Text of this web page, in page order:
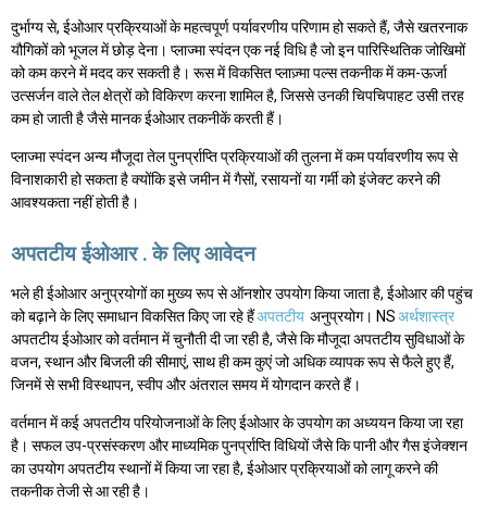
दुर्भाग्य से, ईओआर प्रक्रियाओं के महत्वपूर्ण पर्यावरणीय परिणाम हो सकते हैं, जैसे खतरनाक
यौगिकों को भूजल में छोड़ देना। प्लाज्मा स्पंदन एक नई विधि है जो इन पारिस्थितिक जोखिमों
को कम करने में मदद कर सकती है। रूस में विकसित प्लाज़्मा पल्स तकनीक में कम-ऊर्जा
उत्सर्जन वाले तेल क्षेत्रों को विकिरण करना शामिल है, जिससे उनकी चिपचिपाहट उसी तरह
कम हो जाती है जैसे मानक ईओआर तकनीकें करती हैं।
प्लाज्मा स्पंदन अन्य मौजूदा तेल पुनर्प्राप्ति प्रक्रियाओं की तुलना में कम पर्यावरणीय रूप से
विनाशकारी हो सकता है क्योंकि इसे जमीन में गैसों, रसायनों या गर्मी को इंजेक्ट करने की
आवश्यकता नहीं होती है।
अपतटीय ईओआर . के लिए आवेदन
भले ही ईओआर अनुप्रयोगों का मुख्य रूप से ऑनशोर उपयोग किया जाता है, ईओआर की पहुंच
को बढ़ाने के लिए समाधान विकसित किए जा रहे हैंअपतटीय अनुप्रयोग। NSअर्थशास्त्र
अपतटीय ईओआर को वर्तमान में चुनौती दी जा रही है, जैसे कि मौजूदा अपतटीय सुविधाओं के
वजन, स्थान और बिजली की सीमाएं, साथ ही कम कुएं जो अधिक व्यापक रूप से फैले हुए हैं,
जिनमें से सभी विस्थापन, स्वीप और अंतराल समय में योगदान करते हैं।
वर्तमान में कई अपतटीय परियोजनाओं के लिए ईओआर के उपयोग का अध्ययन किया जा रहा
है। सफल उप-प्रसंस्करण और माध्यमिक पुनर्प्राप्ति विधियों जैसे कि पानी और गैस इंजेक्शन
का उपयोग अपतटीय स्थानों में किया जा रहा है, ईओआर प्रक्रियाओं को लागू करने की
तकनीक तेजी से आ रही है।